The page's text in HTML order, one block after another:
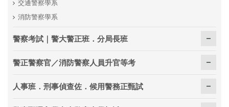
交通警察學系
消防警察學系
警察考試｜警大警正班．分局長班
警正警察官／消防警察人員升官等考
人事班．刑事偵查佐．候用警務正甄試